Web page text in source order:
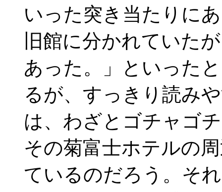
いった突き当たりに
旧館に分かれていた
あった。」といった
るが、すっきり読み
は、わざとゴチャゴ
その菊富士ホテルの
ているのだろう。そ